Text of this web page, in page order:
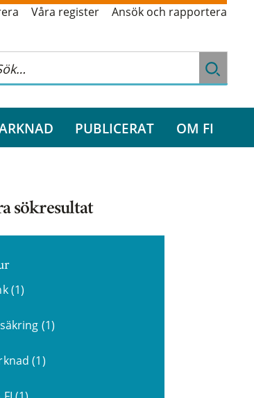
Våra register Ansök och rapportera
PUBLICERAT OM FI
sökresultat
(1)
(1)
(1)